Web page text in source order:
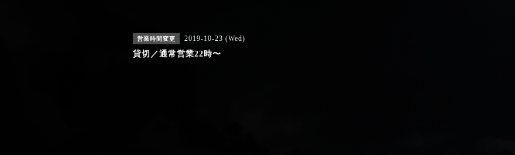
営業時間変更 2019-10-23 (Wed)
貸切／通常営業22時〜